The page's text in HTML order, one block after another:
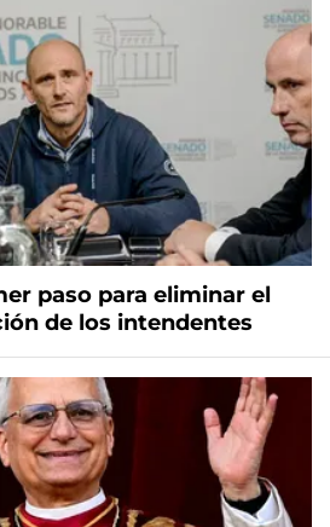
paso para eliminar el
de los intendentes